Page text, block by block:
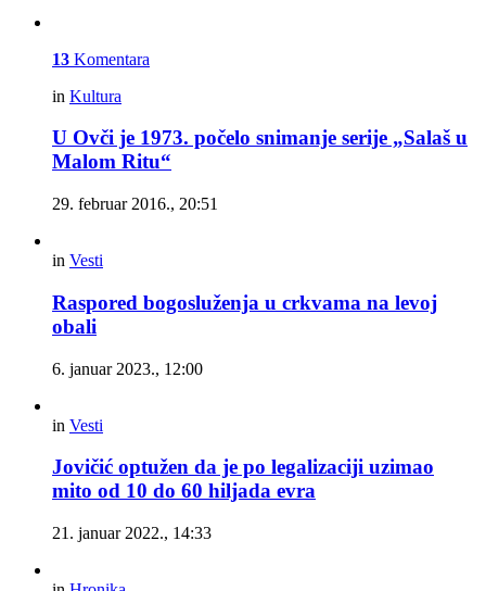
13 Komentara
in Kultura
U Ovči je 1973. počelo snimanje serije „Salaš u
Malom Ritu“
29. februar 2016., 20:51
in Vesti
Raspored bogosluženja u crkvama na levoj
obali
6. januar 2023., 12:00
in Vesti
Jovičić optužen da je po legalizaciji uzimao
mito od 10 do 60 hiljada evra
21. januar 2022., 14:33